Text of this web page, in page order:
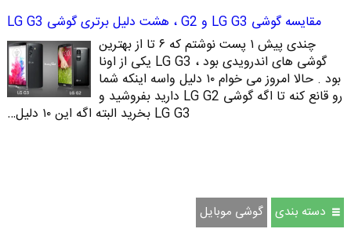
مقایسه گوشی LG G3 و G2 ، هشت دلیل برتری گوشی LG G3
چندی پیش ۱ پست نوشتم که ۶ تا از بهترین
گوشی های اندرویدی بود ، LG G3 یکی از اونا
بود . حالا امروز می خوام ۱۰ دلیل واسه اینکه شما
رو قانع کنه تا اگه گوشی LG G2 دارید بفروشید و
LG G3 بخرید البته اگه این ۱۰ دلیل…
دسته بندی گوشی موبایل